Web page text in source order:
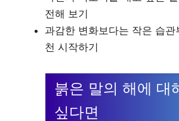
전해 보기
과감한 변화보다는 작은 습관
천 시작하기
붉은 말의 해에 대
싶다면